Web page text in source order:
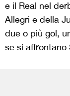
e il Real nel
Allegri e della
due o più gol,
se si affrontano